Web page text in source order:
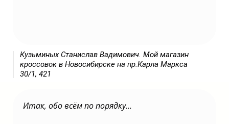
Кузьминых Станислав Вадимович. Мой магазин
кроссовок в Новосибирске на пр.Карла Маркса
30/1, 421
Итак, обо всём по порядку…
Не знаете какой бизнес открыть в